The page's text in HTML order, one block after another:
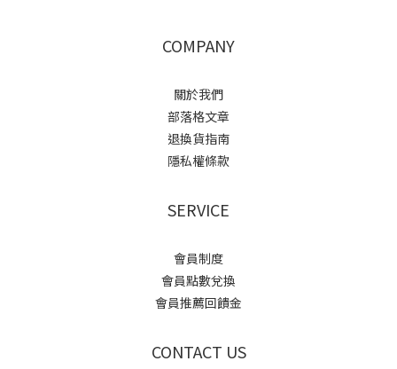
COMPANY
關於我們
部落格文章
退換貨指南
隱私權條款
SERVICE
會員制度
會員點數兌換
會員推薦回饋金
CONTACT US